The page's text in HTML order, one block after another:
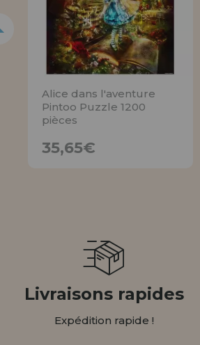
Alice dans l'aventure
Pintoo Puzzle 1200
pièces
35,65€
Livraisons rapides
Expédition rapide !